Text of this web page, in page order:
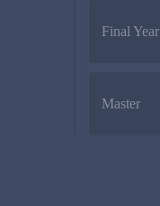
Final Year
Master